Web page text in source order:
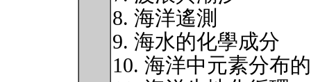
8. 海洋遙測
9. 海水的化學成分
10. 海洋中元素分布